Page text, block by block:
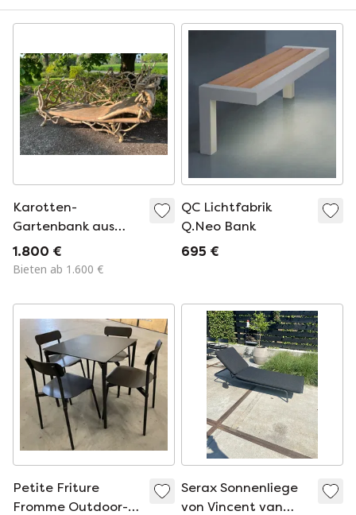
Karotten-
Gartenbank aus
Bambus
1.800 €
Bieten ab 1.600 €
QC Lichtfabrik
Q.Neo Bank
695 €
Petite Friture
Fromme Outdoor-
Serax Sonnenliege
von Vincent van